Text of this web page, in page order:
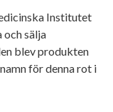
Institutet
sälja
blev produkten
för denna rot i